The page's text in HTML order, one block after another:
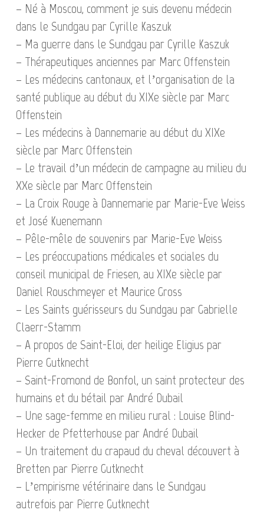
– Né à Moscou, comment je suis devenu médecin
dans le Sundgau par Cyrille Kaszuk
– Ma guerre dans le Sundgau par Cyrille Kaszuk
– Thérapeutiques anciennes par Marc Offenstein
– Les médecins cantonaux, et l’organisation de la
santé publique au début du XIXe siècle par Marc
Offenstein
– Les médecins à Dannemarie au début du XIXe
siècle par Marc Offenstein
– Le travail d’un médecin de campagne au milieu du
XXe siècle par Marc Offenstein
– La Croix Rouge à Dannemarie par Marie-Eve Weiss
et José Kuenemann
– Pêle-mêle de souvenirs par Marie-Eve Weiss
– Les préoccupations médicales et sociales du
conseil municipal de Friesen, au XIXe siècle par
Daniel Rouschmeyer et Maurice Gross
– Les Saints guérisseurs du Sundgau par Gabrielle
Claerr-Stamm
– A propos de Saint-Eloi, der heilige Eligius par
Pierre Gutknecht
– Saint-Fromond de Bonfol, un saint protecteur des
humains et du bétail par André Dubail
– Une sage-femme en milieu rural : Louise Blind-
Hecker de Pfetterhouse par André Dubail
– Un traitement du crapaud du cheval découvert à
Bretten par Pierre Gutknecht
– L’empirisme vétérinaire dans le Sundgau
autrefois par Pierre Gutknecht